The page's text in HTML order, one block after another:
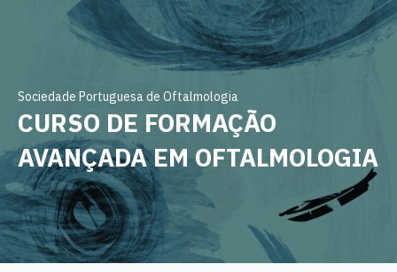
Sociedade Portuguesa de Oftalmologia
CURSO DE FORMAÇÃO
AVANÇADA EM OFTALMOLOGIA